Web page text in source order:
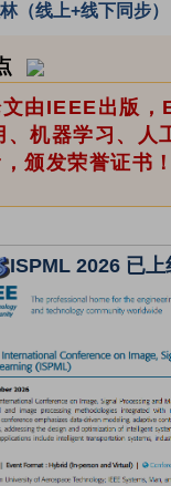
（线上+线下同步）
由IEEE出版，
机器学习、人
颁发荣誉证书！
ISPML 2026 已上